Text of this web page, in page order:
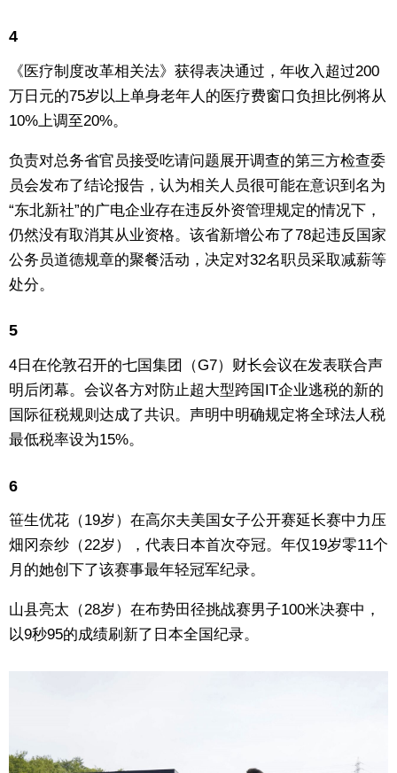
SNS
4
《医疗制度改革相关法》获得表决通过，年收入超过200
万日元的75岁以上单身老年人的医疗费窗口负担比例将从
10%上调至20%。
负责对总务省官员接受吃请问题展开调查的第三方检查委
员会发布了结论报告，认为相关人员很可能在意识到名为
“东北新社”的广电企业存在违反外资管理规定的情况下，
仍然没有取消其从业资格。该省新增公布了78起违反国家
公务员道德规章的聚餐活动，决定对32名职员采取减薪等
处分。
5
4日在伦敦召开的七国集团（G7）财长会议在发表联合声
明后闭幕。会议各方对防止超大型跨国IT企业逃税的新的
国际征税规则达成了共识。声明中明确规定将全球法人税
最低税率设为15%。
6
笹生优花（19岁）在高尔夫美国女子公开赛延长赛中力压
畑冈奈纱（22岁），代表日本首次夺冠。年仅19岁零11个
月的她创下了该赛事最年轻冠军纪录。
山县亮太（28岁）在布势田径挑战赛男子100米决赛中，
以9秒95的成绩刷新了日本全国纪录。